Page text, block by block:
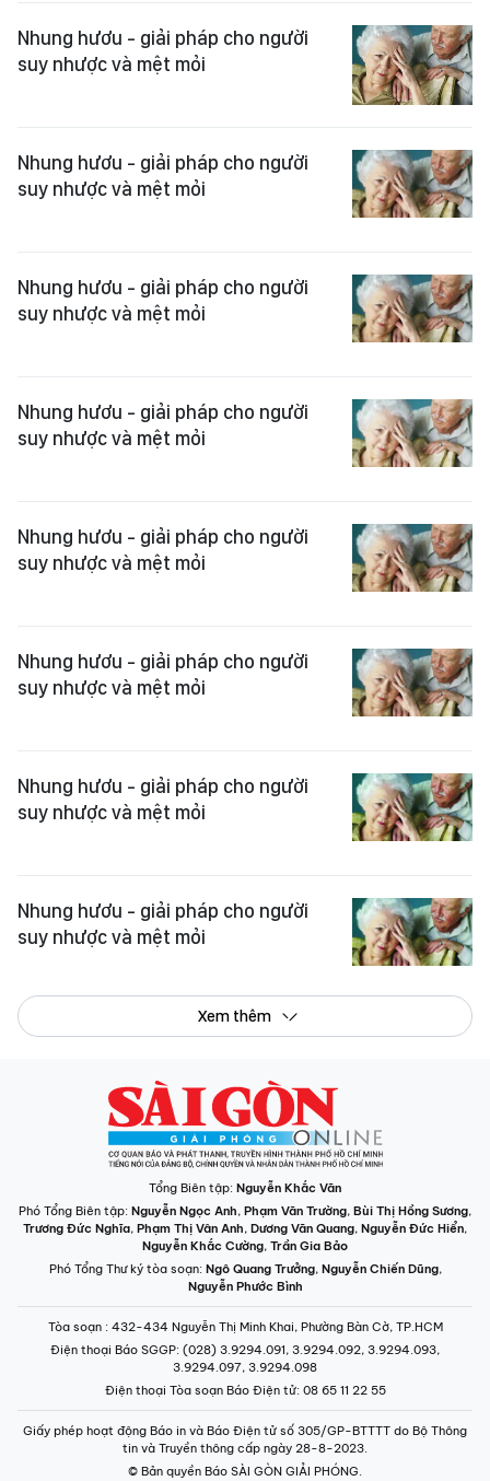
Nhung hươu - giải pháp cho người
suy nhược và mệt mỏi
Nhung hươu - giải pháp cho người
suy nhược và mệt mỏi
Nhung hươu - giải pháp cho người
suy nhược và mệt mỏi
Nhung hươu - giải pháp cho người
suy nhược và mệt mỏi
Nhung hươu - giải pháp cho người
suy nhược và mệt mỏi
Nhung hươu - giải pháp cho người
suy nhược và mệt mỏi
Nhung hươu - giải pháp cho người
suy nhược và mệt mỏi
Nhung hươu - giải pháp cho người
suy nhược và mệt mỏi
Xem thêm
Tổng Biên tập: Nguyễn Khắc Văn
Phó Tổng Biên tập: Nguyễn Ngọc Anh, Phạm Văn Trường, Bùi Thị Hồng Sương,
Trương Đức Nghĩa, Phạm Thị Vân Anh, Dương Văn Quang, Nguyễn Đức Hiển,
Nguyễn Khắc Cường, Trần Gia Bảo
Phó Tổng Thư ký tòa soạn: Ngô Quang Trưởng, Nguyễn Chiến Dũng,
Nguyễn Phước Bình
Tòa soạn : 432-434 Nguyễn Thị Minh Khai, Phường Bàn Cờ, TP.HCM
Điện thoại Báo SGGP: (028) 3.9294.091, 3.9294.092, 3.9294.093,
3.9294.097, 3.9294.098
Điện thoại Tòa soạn Báo Điện tử: 08 65 11 22 55
Giấy phép hoạt động Báo in và Báo Điện tử số 305/GP-BTTTT do Bộ Thông
tin và Truyền thông cấp ngày 28-8-2023.
© Bản quyền Báo SÀI GÒN GIẢI PHÓNG.